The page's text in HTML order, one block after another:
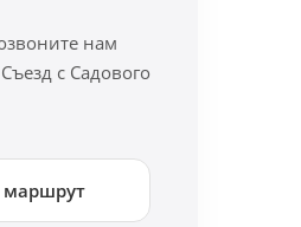
нам
с Садового
маршрут